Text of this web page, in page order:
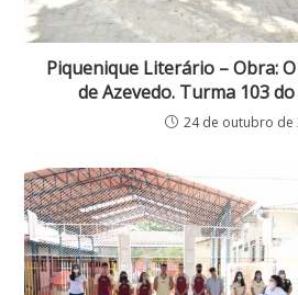
Piquenique Literário – Obra:
de Azevedo. Turma 103
24 de outubro de